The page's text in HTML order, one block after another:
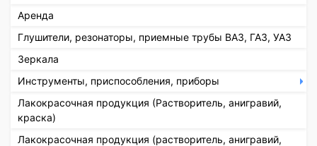
Аренда
Глушители, резонаторы, приемные трубы ВАЗ, ГАЗ, УАЗ
Зеркала
Инструменты, приспособления, приборы
Лакокрасочная продукция (Растворитель, анигравий,
краска)
Лакокрасочная продукция (растворитель, анигравий,